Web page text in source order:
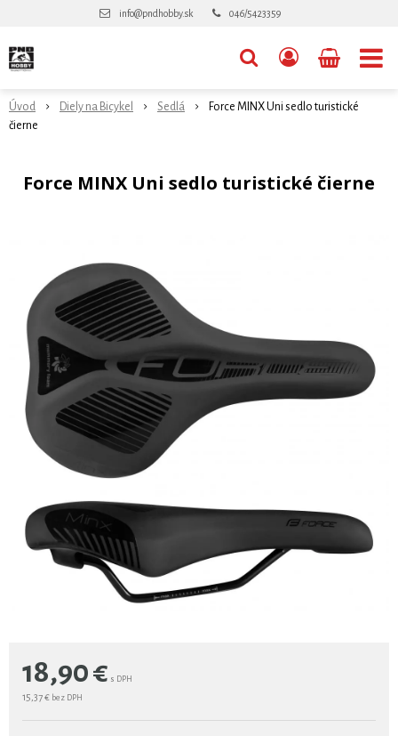
info@pndhobby.sk 046/5423359
Úvod Diely na Bicykel Sedlá
Force MINX Uni sedlo turistické
čierne
Force MINX Uni sedlo turistické čierne
18,90€ s DPH
15,37 € bez DPH